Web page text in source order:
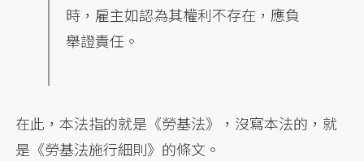
時，雇主如認為其權利不存在，應負
舉證責任。
在此，本法指的就是《勞基法》，沒寫本法的，就
是《勞基法施行細則》的條文。